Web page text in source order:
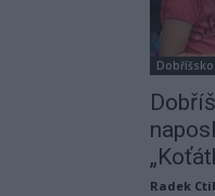
Dobříšsko
Radek